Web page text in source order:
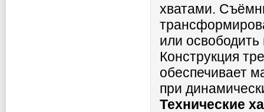
хватами.
или освободить
Конструкция
обеспечивает
при
Технические